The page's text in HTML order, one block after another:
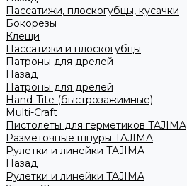
Пассатижи, плоскогубцы, кусачки
Бокорезы
Клещи
Пассатижи и плоскогубцы
Патроны для дрелей
Назад
Патроны для дрелей
Hand-Tite (быстрозажимные)
Multi-Craft
Пистолеты для герметиков TAJIMA
Разметочные шнуры TAJIMA
Рулетки и линейки TAJIMA
Назад
Рулетки и линейки TAJIMA